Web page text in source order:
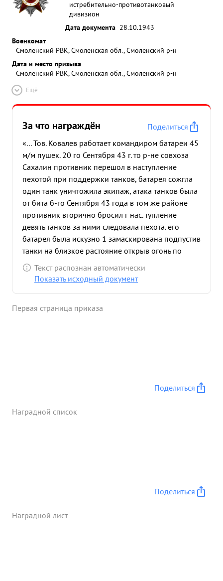
истребительно-противотанковый
дивизион
Дата документа 28.10.1943
Военкомат
Смоленский РВК, Смоленская обл., Смоленский р-н
Дата и место призыва
Смоленский РВК, Смоленская обл., Смоленский р-н
Ещё
За что награждён
Поделиться
«... Тов. Ковалев работает командиром батареи 45
м/м пушек. 20 го Сентября 43 г. то р-не совхоза
Сахалин противник перешол в наступление
пехотой при поддержки танков, батарея сожгла
один танк уничтожила экипаж, атака танков была
от бита б-го Сентября 43 года в том же районе
противник вторично бросил г нас. тупление
девять танков за ними следовала пехота. его
батарея была искузно 1 замаскирована подпустив
танки на близкое растояние открыв огонь по
наступа шим танкам подбила три танка и
уничтожила до 30 гитлеровцев Атака противни ка
Ковалев достоин Правите льственной награды
Текст распознан автоматически
Показать исходный документ
Первая страница приказа
Поделиться
Наградной список
Поделиться
Наградной лист